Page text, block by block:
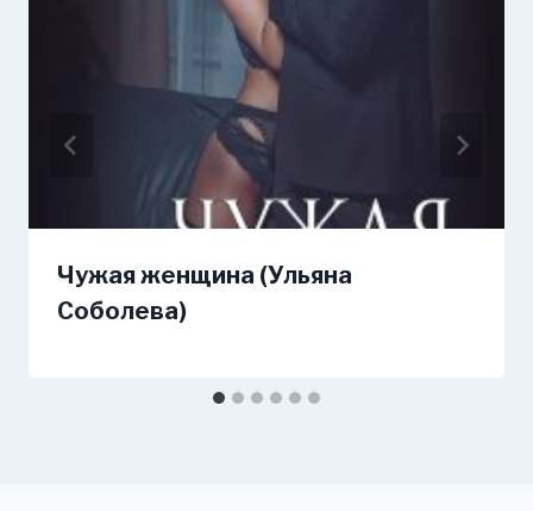
Чужая женщина (Ульяна
Соболева)